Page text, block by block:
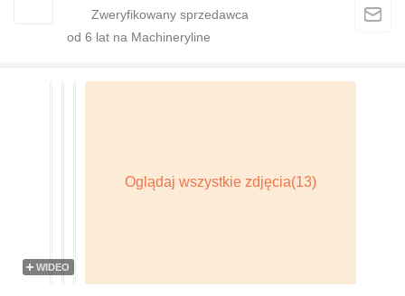
od 6 lat na Machineryline
WIDEO